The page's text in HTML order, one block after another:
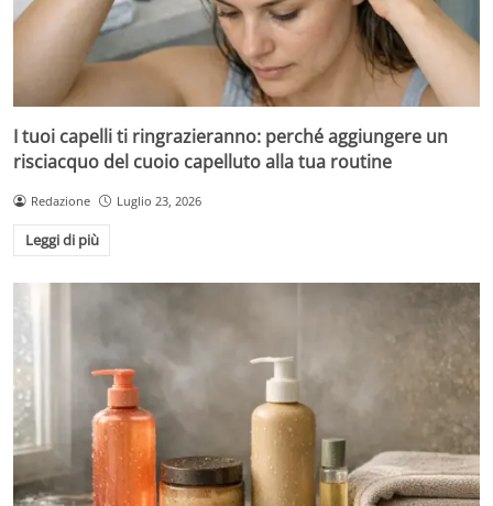
I tuoi capelli ti ringrazieranno: perché aggiungere un
risciacquo del cuoio capelluto alla tua routine
Redazione Luglio 23, 2026
Leggi di più